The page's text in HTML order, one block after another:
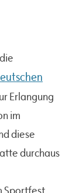
Erlangung
im
diese
durchaus
Sportfest